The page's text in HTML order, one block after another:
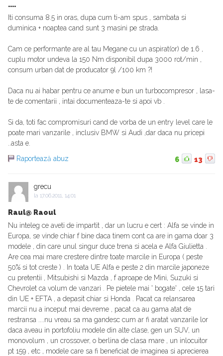
....
Iti consuma 8.5 in oras, dupa cum ti-am spus , sambata si
duminica + noaptea cand sunt 3 masini pe strada.
Cam ce performante are al tau Megane cu un aspirat(or) de 1.6 ,
cuplu motor undeva la 150 Nm disponibil dupa 3000 rot/min ,
consum urban dat de producator 9l /100 km ?!
Daca nu ai habar pentru ce anume e bun un turbocompresor , lasa-
te de comentarii , intai documenteaza-te si apoi vb .
Si da, toti fac compromisuri cand de vorba de un entry level care le
poate mari vanzarile , inclusiv BMW si Audi ,dar daca nu pricepi
..asta e.
Raportează abuz
6 13
grecu
la 17.06.2011, 14:01
Raul@ Raoul
Nu inteleg ce aveti de impartit , dar un lucru e cert : Alfa se vinde in
Europa, se vinde chiar f bine daca tinem cont ca are in gama doar 3
modele , din care unul singur duce trena si acela e Alfa Giulietta .
Are cea mai mare crestere dintre toate marcile in Europa ( peste
50% si tot creste ) . In toata UE Alfa e peste 2 din marcile japoneze
cu pretentii , Mitsubishi si Mazda , f aproape de Mini, Suzuki si
Chevrolet ca volum de vanzari . Pe pietele mai ' bogate' , cele 15 tari
din UE + EFTA , a depasit chiar si Honda . Pacat ca relansarea
marcii nu a inceput mai devreme , pacat ca au gama atat de
restransa ....nu vreau sa ma gandesc cum ar fi aratat vanzarile lor
daca aveau in portofoliu modele din alte clase, gen un SUV, un
monovolum , un crossover, o berlina de clasa mare , un inlocuitor
pt 159 , etc , modele care sa fi beneficiat de imaginea si aprecierea